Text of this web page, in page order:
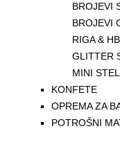
BROJEVI
BROJEVI
RIGA &
GLITTER
MINI
KONFETE
OPREMA ZA
POTROŠNI